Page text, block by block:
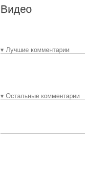
Видео
▾ Лучшие комментарии
▾ Остальные комментарии